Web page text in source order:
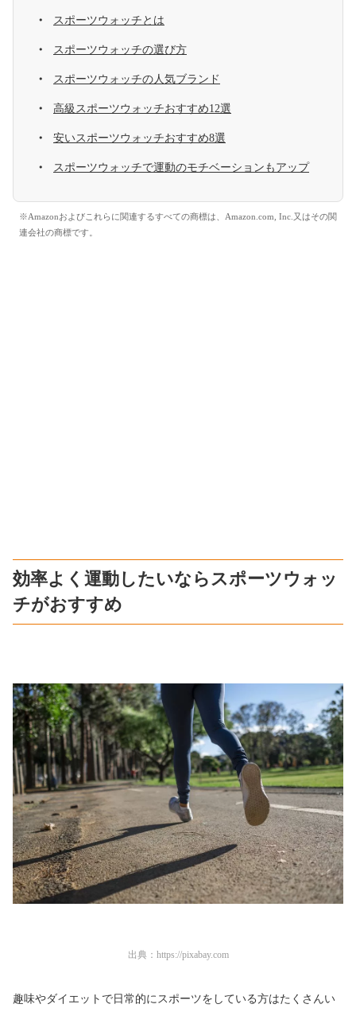
スポーツウォッチとは
スポーツウォッチの選び方
スポーツウォッチの人気ブランド
高級スポーツウォッチおすすめ12選
安いスポーツウォッチおすすめ8選
スポーツウォッチで運動のモチベーションもアップ
※Amazonおよびこれらに関連するすべての商標は、Amazon.com, Inc.又はその関
連会社の商標です。
効率よく運動したいならスポーツウォッ
チがおすすめ
出典： https://pixabay.com
趣味やダイエットで日常的にスポーツをしている方はたくさんい